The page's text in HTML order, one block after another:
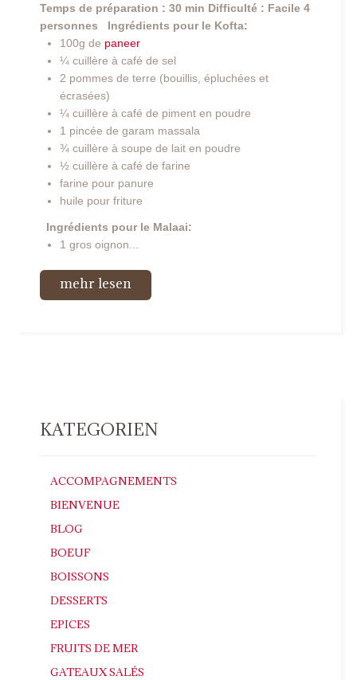
Temps de préparation : 30 min Difficulté : Facile 4
personnes
Ingrédients pour le Kofta:
100g de paneer
¼ cuillère à café de sel
2 pommes de terre (bouillis, épluchées et
écrasées)
¼ cuillère à café de piment en poudre
1 pincée de garam massala
¾ cuillère à soupe de lait en poudre
½ cuillère à café de farine
farine pour panure
huile pour friture
Ingrédients pour le Malaai:
1 gros oignon...
mehr lesen
KATEGORIEN
ACCOMPAGNEMENTS
BIENVENUE
BLOG
BOEUF
BOISSONS
DESSERTS
EPICES
FRUITS DE MER
GATEAUX SALÉS